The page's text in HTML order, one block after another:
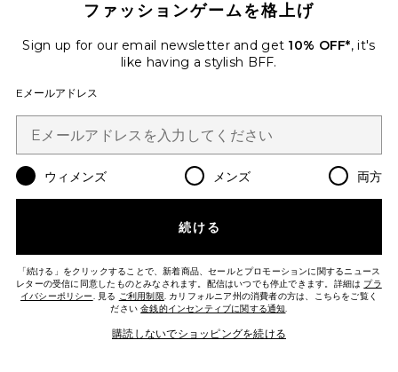
Summer Fridays
$22
ファッションゲームを格上げ
Sign up for our email newsletter and get 10% OFF*, it's
like having a stylish BFF.
Eメールアドレス
ウィメンズ メンズ 両方
続ける
「続ける」をクリックすることで、新着商品、セールとプロモーションに関するニュース
レターの受信に同意したものとみなされます。配信はいつでも停止できます。詳細は プラ
イバシーポリシー. 見る ご利用制限. カリフォルニア州の消費者の方は、こちらをご覧く
ださい金銭的インセンティブに関する通知.
購読しないでショッピングを続ける